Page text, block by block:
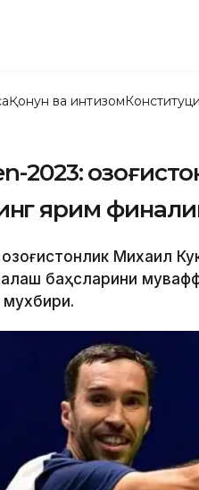
Қонун ва интизом
2023:
ярим
Михаил
баҳсларини